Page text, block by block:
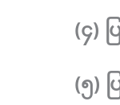
(၄)
(၅)